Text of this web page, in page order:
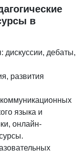
в
дискуссии, дебаты,
развития
языка и
онлайн-